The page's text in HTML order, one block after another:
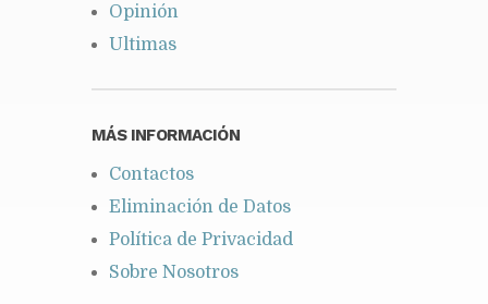
Opinión
Ultimas
MÁS INFORMACIÓN
Contactos
Eliminación de Datos
Política de Privacidad
Sobre Nosotros